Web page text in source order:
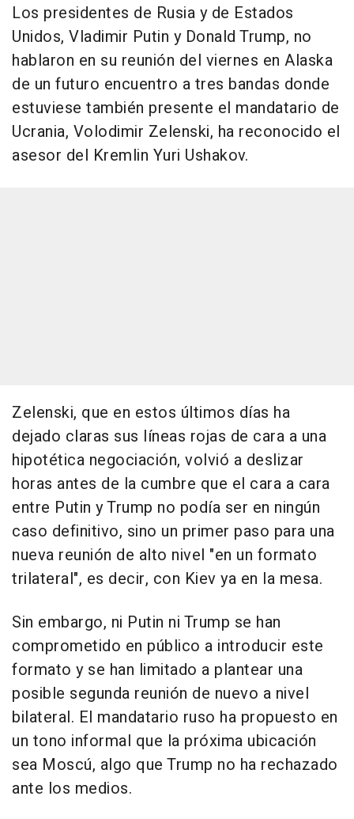
Los presidentes de Rusia y de Estados
Unidos, Vladimir Putin y Donald Trump, no
hablaron en su reunión del viernes en Alaska
de un futuro encuentro a tres bandas donde
estuviese también presente el mandatario de
Ucrania, Volodimir Zelenski, ha reconocido el
asesor del Kremlin Yuri Ushakov.
Zelenski, que en estos últimos días ha
dejado claras sus líneas rojas de cara a una
hipotética negociación, volvió a deslizar
horas antes de la cumbre que el cara a cara
entre Putin y Trump no podía ser en ningún
caso definitivo, sino un primer paso para una
nueva reunión de alto nivel "en un formato
trilateral", es decir, con Kiev ya en la mesa.
Sin embargo, ni Putin ni Trump se han
comprometido en público a introducir este
formato y se han limitado a plantear una
posible segunda reunión de nuevo a nivel
bilateral. El mandatario ruso ha propuesto en
un tono informal que la próxima ubicación
sea Moscú, algo que Trump no ha rechazado
ante los medios.